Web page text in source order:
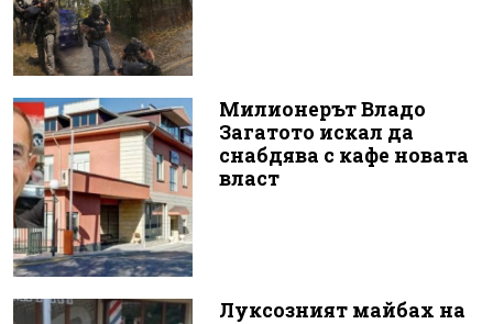
Милионерът Владо
Загатото искал да
снабдява с кафе новата
власт
Луксозният майбах на